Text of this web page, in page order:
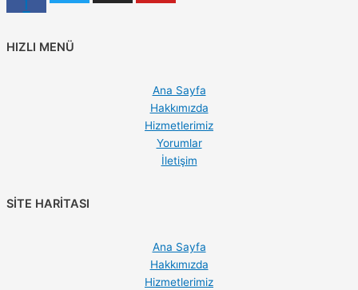
HIZLI MENÜ
Ana Sayfa
Hakkımızda
Hizmetlerimiz
Yorumlar
İletişim
SİTE HARİTASI
Ana Sayfa
Hakkımızda
Hizmetlerimiz